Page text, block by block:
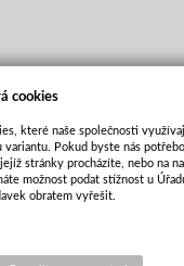
cookies
které naše společnosti
Pokud byste nás
stránky procházíte, nebo na
možnost podat stížnost u
obratem vyřešit.